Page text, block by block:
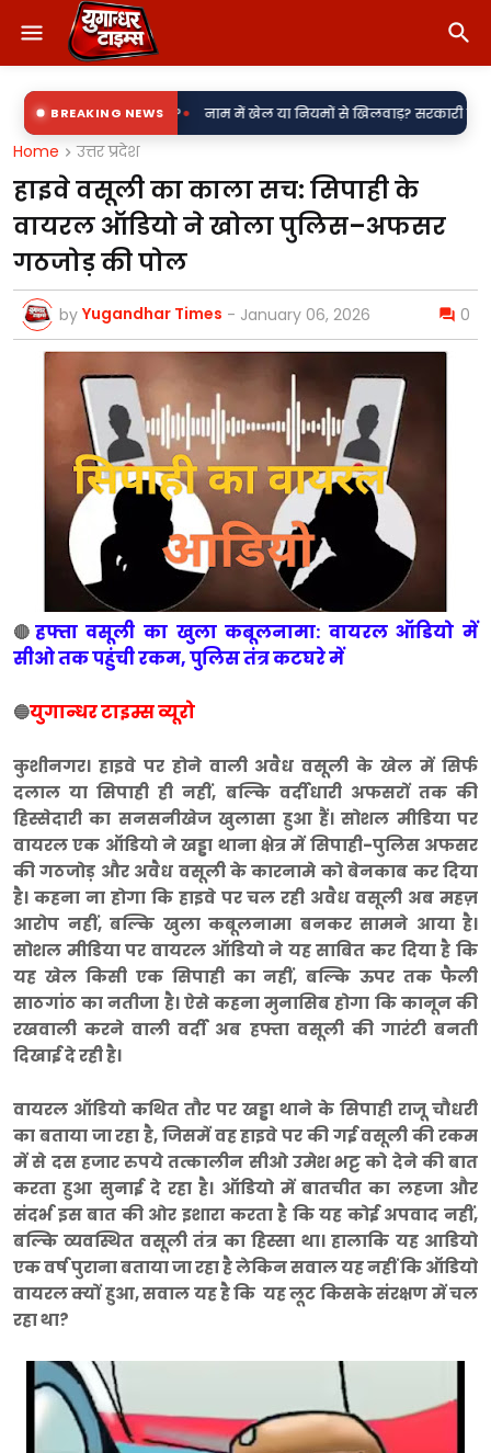
BREAKING NEWS
उपकेंद्र?• नाम में खेल या नियमों से खिलवाड़? सरकारी शिलापट्टों पर
Home उत्तर प्रदेश
हाइवे वसूली का काला सच: सिपाही के
वायरल ऑडियो ने खोला पुलिस–अफसर
गठजोड़ की पोल
by Yugandhar Times - January 06, 2026 0
🔴 हफ्ता वसूली का खुला कबूलनामा: वायरल ऑडियो में
सीओ तक पहुंची रकम, पुलिस तंत्र कटघरे में
🔵युगान्धर टाइम्स व्यूरो
कुशीनगर। हाइवे पर होने वाली अवैध वसूली के खेल में सिर्फ
दलाल या सिपाही ही नहीं, बल्कि वर्दीधारी अफसरों तक की
हिस्सेदारी का सनसनीखेज खुलासा हुआ हैं। सोशल मीडिया पर
वायरल एक ऑडियो ने खड्डा थाना क्षेत्र में सिपाही-पुलिस अफसर
की गठजोड़ और अवैध वसूली के कारनामे को बेनकाब कर दिया
है। कहना ना होगा कि हाइवे पर चल रही अवैध वसूली अब महज़
आरोप नहीं, बल्कि खुला कबूलनामा बनकर सामने आया है।
सोशल मीडिया पर वायरल ऑडियो ने यह साबित कर दिया है कि
यह खेल किसी एक सिपाही का नहीं, बल्कि ऊपर तक फैली
साठगांठ का नतीजा है। ऐसे कहना मुनासिब होगा कि कानून की
रखवाली करने वाली वर्दी अब हफ्ता वसूली की गारंटी बनती
दिखाई दे रही है।
वायरल ऑडियो कथित तौर पर खड्डा थाने के सिपाही राजू चौधरी
का बताया जा रहा है, जिसमें वह हाइवे पर की गई वसूली की रकम
में से दस हजार रुपये तत्कालीन सीओ उमेश भट्ट को देने की बात
करता हुआ सुनाई दे रहा है। ऑडियो में बातचीत का लहजा और
संदर्भ इस बात की ओर इशारा करता है कि यह कोई अपवाद नहीं,
बल्कि व्यवस्थित वसूली तंत्र का हिस्सा था। हालाकि यह आडियो
एक वर्ष पुराना बताया जा रहा है लेकिन सवाल यह नहीं कि ऑडियो
वायरल क्यों हुआ, सवाल यह है कि यह लूट किसके संरक्षण में चल
रहा था?